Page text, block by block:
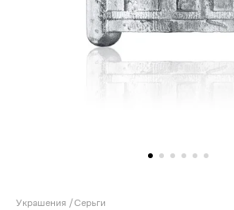
Украшения /Серьги